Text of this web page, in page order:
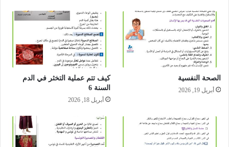
الصحة النفسية
أبريل 19, 2026
كيف تتم عملية التخثر في الدم
السنة 6
أبريل 18, 2026